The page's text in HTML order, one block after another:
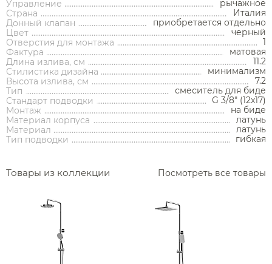
Каталог
Раковины
Ванны
Держатели туалетной бумаги
Дозаторы
Мыльницы
Стаканы
Ершики
Полки и корзины
Косметические зеркала
Тумбы под раковину
Смесители для раковины
Смесители для раковины высокие
Раковины подвесные
Инсталляции для унитазов
Душ
Смесители встраиваемые для душа и ванны
Душевые комплекты
Гигиенические души
Душевые гарнитуры
Душевые колонны и панели
Управление
рычажное
Страна
Италия
Донный клапан
приобретается отдельно
Цвет
черный
Отверстия для монтажа
1
Фактура
матовая
Длина излива, см
11.2
Стилистика дизайна
минимализм
Высота излива, см
7.2
Тип
смеситель для биде
Стандарт подводки
G 3/8" (12x17)
Монтаж
на биде
Материал корпуса
латунь
Материал
латунь
Тип подводки
гибкая
Товары из коллекции Посмотреть все товары